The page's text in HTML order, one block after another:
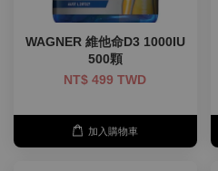
WAGNER 維他命D3 1000IU
500顆
NT$ 499 TWD
加入購物車